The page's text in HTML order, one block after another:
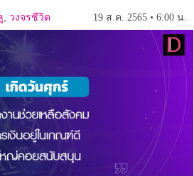
, วงจรชีวิต 19 ส.ค. 2565 • 6:00 น.